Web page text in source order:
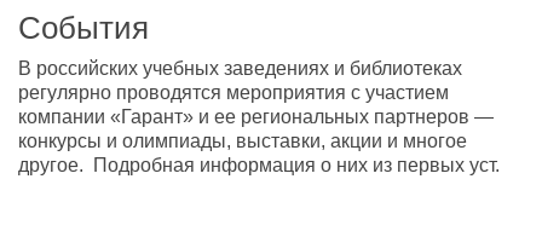
События
В российских учебных заведениях и библиотеках
регулярно проводятся мероприятия с участием
компании «Гарант» и ее региональных партнеров —
конкурсы и олимпиады, выставки, акции и многое
другое. Подробная информация о них из первых уст.